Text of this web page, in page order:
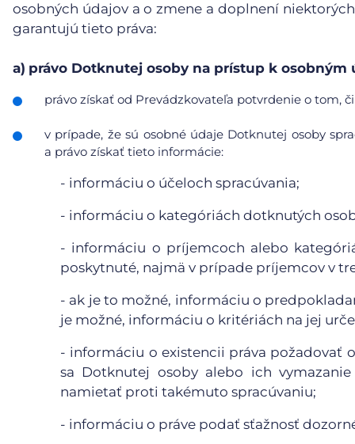
osobných údajov a o zmene a doplnení
garantujú tieto práva:
a) právo Dotknutej osoby na prístup k osobným
právo získať od Prevádzkovateľa potvrdenie o tom,
v prípade, že sú osobné údaje Dotknutej osoby
a právo získať tieto informácie:
- informáciu o účeloch spracúvania;
- informáciu o kategóriách dotknutých
- informáciu o príjemcoch alebo
poskytnuté, najmä v prípade príjemcov v
- ak je to možné, informáciu o
je možné, informáciu o kritériách na jej
- informáciu o existencii práva požadovať
sa Dotknutej osoby alebo ich
namietať proti takémuto spracúvaniu;
- informáciu o práve podať sťažnosť